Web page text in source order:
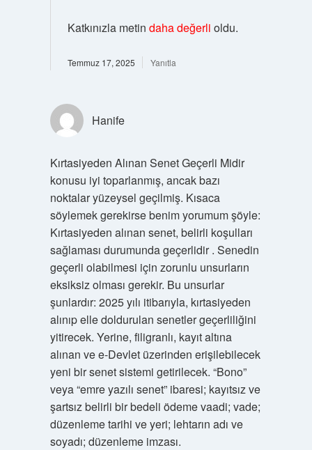
Katkınızla metin daha değerli oldu.
Temmuz 17, 2025 Yanıtla
Hanife
Kırtasiyeden Alınan Senet Geçerli Midir
konusu iyi toparlanmış, ancak bazı
noktalar yüzeysel geçilmiş. Kısaca
söylemek gerekirse benim yorumum şöyle:
Kırtasiyeden alınan senet, belirli koşulları
sağlaması durumunda geçerlidir . Senedin
geçerli olabilmesi için zorunlu unsurların
eksiksiz olması gerekir. Bu unsurlar
şunlardır: 2025 yılı itibarıyla, kırtasiyeden
alınıp elle doldurulan senetler geçerliliğini
yitirecek. Yerine, filigranlı, kayıt altına
alınan ve e-Devlet üzerinden erişilebilecek
yeni bir senet sistemi getirilecek. “Bono”
veya “emre yazılı senet” ibaresi; kayıtsız ve
şartsız belirli bir bedeli ödeme vaadi; vade;
düzenleme tarihi ve yeri; lehtarın adı ve
soyadı; düzenleme imzası.